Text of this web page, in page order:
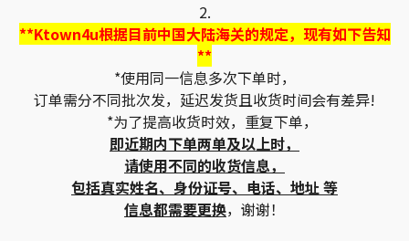
2.
**Ktown4u根据目前中国大陆海关的规定，现有如下告知
**
*使用同一信息多次下单时，
订单需分不同批次发，延迟发货且收货时间会有差异!
*为了提高收货时效，重复下单，
即近期内下单两单及以上时，
请使用不同的收货信息，
包括真实姓名、身份证号、电话、地址 等
信息都需要更换，谢谢！